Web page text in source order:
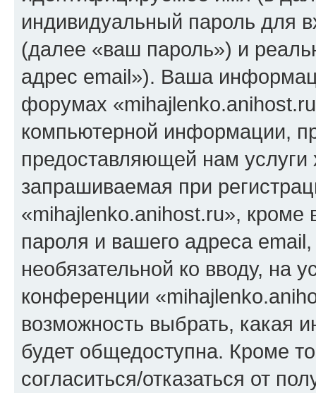
индивидуальный пароль для
(далее «ваш пароль») и
адрес email»). Ваша
форумах
компьютерной информации,
предоставляющей нам
запрашиваемая при
«mihajlenko.anihost.ru», кроме
пароля и вашего адреса
необязательной ко вводу, на
конференции
возможность выбрать, какая
будет общедоступна. Кроме
согласиться/отказаться от